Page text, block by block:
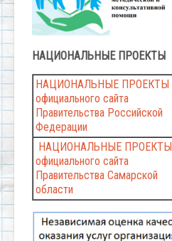
НАЦИОНАЛЬНЫЕ ПРОЕКТЫ
НАЦИОНАЛЬНЫЕ ПРОЕКТЫ
официального сайта
Правительства Российской
Федерации
НАЦИОНАЛЬНЫЕ ПРОЕКТЫ
официального сайта
Правительства Самарской
области